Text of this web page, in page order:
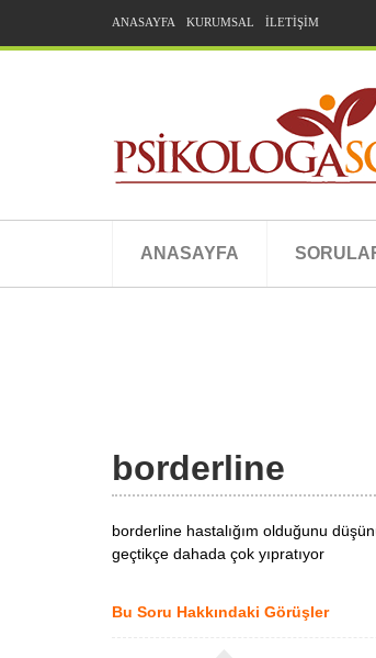
ANASAYFA KURUMSAL İLETİŞİM
ANASAYFA
borderline
borderline hastalığım olduğunu
geçtikçe dahada çok yıpratıyor
Bu Soru Hakkındaki Görüşler